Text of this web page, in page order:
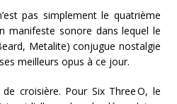
pas simplement le quatrième
manifeste sonore dans lequel le
Metalite) conjugue nostalgie
meilleurs opus à ce jour.
croisière. Pour Six Three O, le